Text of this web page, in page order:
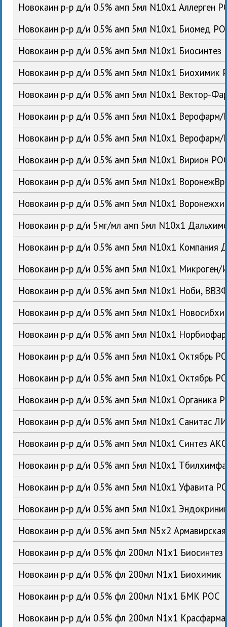
Новокаин р-р д/и 0.5% амп 5мл N10x1 Аллерген
Новокаин р-р д/и 0.5% амп 5мл N10x1 Биомед
Новокаин р-р д/и 0.5% амп 5мл N10x1 Биосинтез
Новокаин р-р д/и 0.5% амп 5мл N10x1 Биохимик
Новокаин р-р д/и 0.5% амп 5мл N10x1 Вектор-
Новокаин р-р д/и 0.5% амп 5мл N10x1 Верофарм/
Новокаин р-р д/и 0.5% амп 5мл N10x1
Новокаин р-р д/и 0.5% амп 5мл N10x1 Вирион
Новокаин р-р д/и 0.5% амп 5мл N10x1
Новокаин р-р д/и 0.5% амп 5мл N10x1
Новокаин р-р д/и 5мг/мл амп 5мл N10x1
Новокаин р-р д/и 0.5% амп 5мл N10x1 Компания
Новокаин р-р д/и 0.5% амп 5мл N10x1
Новокаин р-р д/и 0.5% амп 5мл N10x1 Ноби,
Новокаин р-р д/и 0.5% амп 5мл N10x1
Новокаин р-р д/и 0.5% амп 5мл N10x1
Новокаин р-р д/и 0.5% амп 5мл N10x1 Октябрь
Новокаин р-р д/и 0.5% амп 5мл N10x1 Октябрь
Новокаин р-р д/и 0.5% амп 5мл N10x1 Органика
Новокаин р-р д/и 0.5% амп 5мл N10x1 Санитас
Новокаин р-р д/и 0.5% амп 5мл N10x1 Синтез
Новокаин р-р д/и 0.5% амп 5мл N10x1
Новокаин р-р д/и 0.5% амп 5мл N10x1 Уфавита
Новокаин р-р д/и 0.5% амп 5мл N10x1
Новокаин р-р д/и 0.5% амп 5мл N5x2
Новокаин р-р д/и 0.5% фл 200мл N1x1
Новокаин р-р д/и 0.5% фл 200мл N1x1 Биохимик
Новокаин р-р д/и 0.5% фл 200мл N1x1 БМК РОС
Новокаин р-р д/и 0.5% фл 200мл N1x1